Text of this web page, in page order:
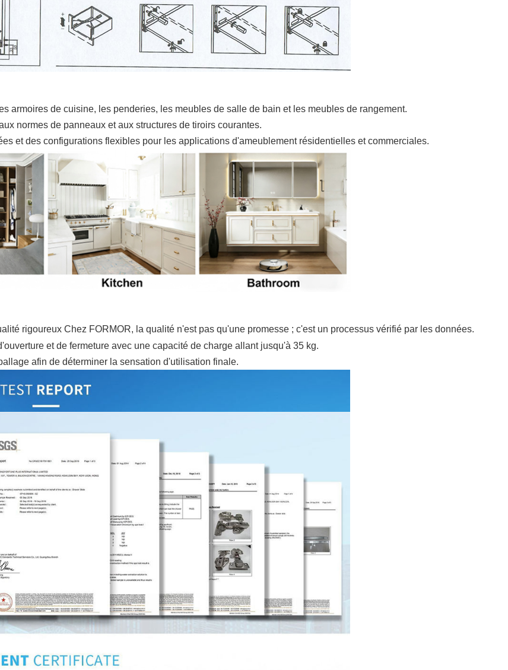
armoires de cuisine, les penderies, les meubles de salle de bain et les meubles de rangement.
normes de panneaux et aux structures de tiroirs courantes.
et des configurations flexibles pour les applications d'ameublement résidentielles et commerciales.
rigoureux Chez FORMOR, la qualité n'est pas qu'une promesse ; c'est un processus vérifié par les données.
et de fermeture avec une capacité de charge allant jusqu'à 35 kg.
afin de déterminer la sensation d'utilisation finale.